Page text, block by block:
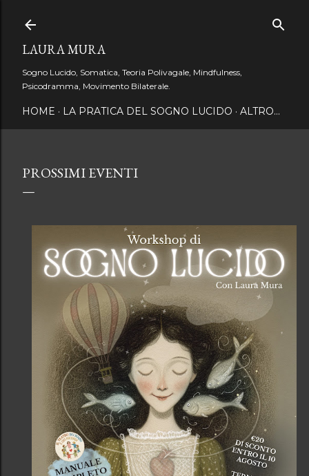
LAURA MURA
Sogno Lucido, Somatica, Teoria Polivagale, Mindfulness,
Psicodramma, Movimento Bilaterale.
HOME LA PRATICA DEL SOGNO LUCIDO ALTRO…
PROSSIMI EVENTI